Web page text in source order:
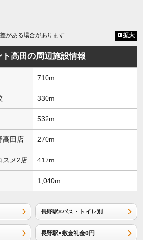
がある場合があります 拡大
高田の周辺施設情報
710m
330m
532m
高田店 270m
スメ2店 417m
1,040m
長野駅×バス・トイレ別
長野駅×敷金礼金0円